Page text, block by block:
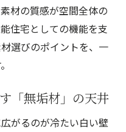
材の質感が空間全体の
住宅としての機能を支
選びのポイントを、一
「無垢材」の天井
がるのが冷たい白い壁